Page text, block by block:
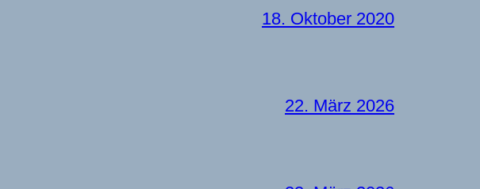
18. Oktober 2020
22. März 2026